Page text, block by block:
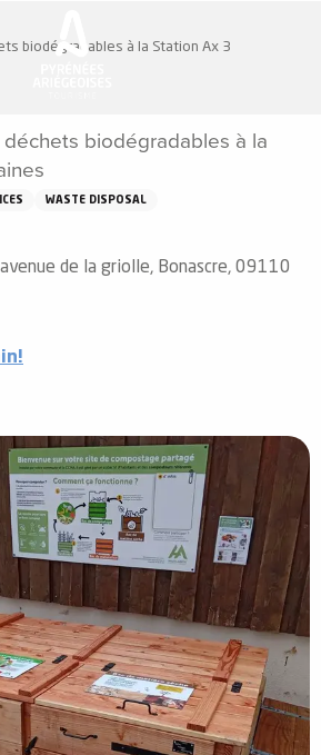
biodégradables à la Station Ax 3
biodégradables à la
WASTE DISPOSAL
de la griolle, Bonascre, 09110